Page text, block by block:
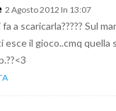
2 Agosto 2012 In 13:07
a scaricarla????? Sul
esce il gioco..cmq quella